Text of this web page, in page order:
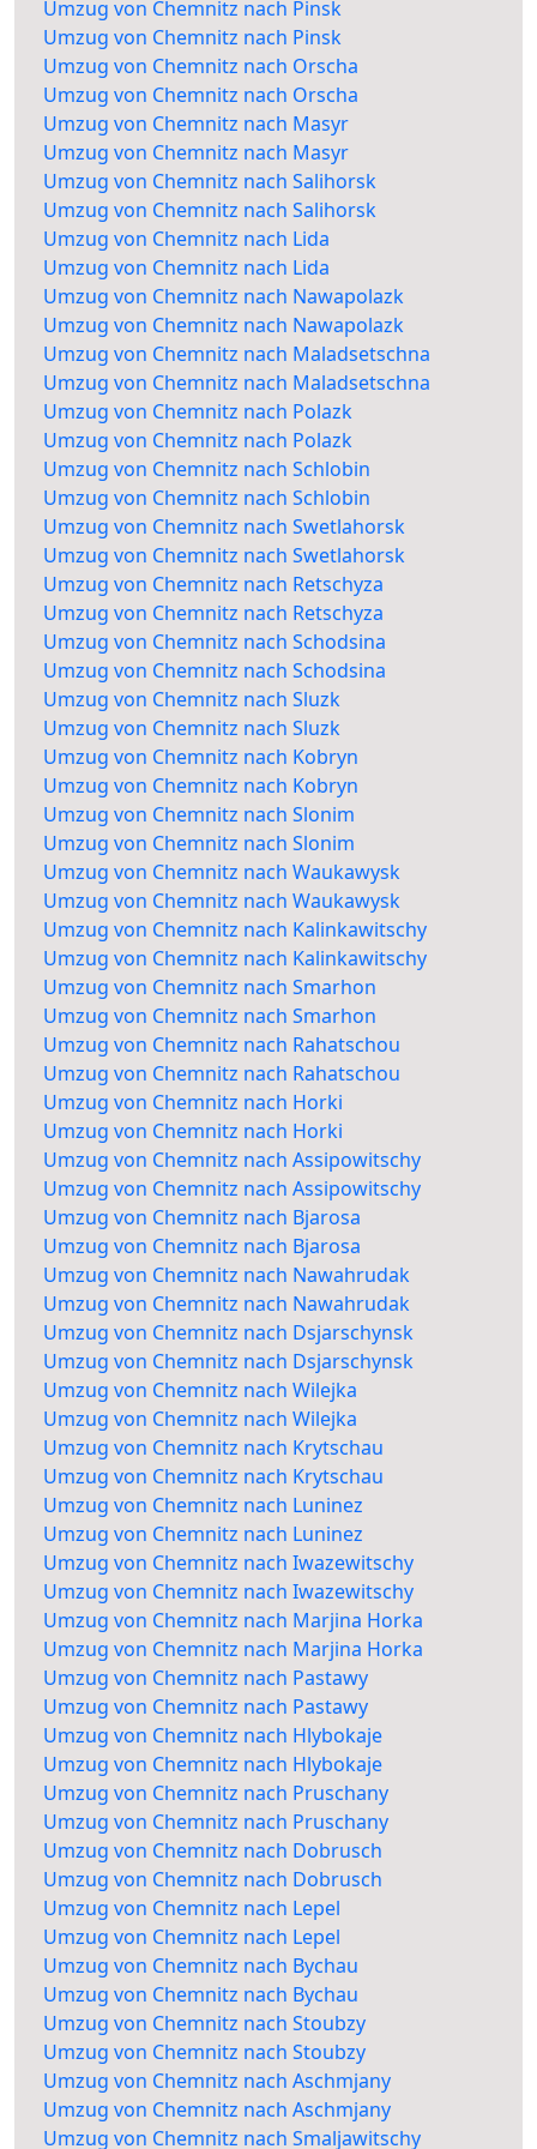
Umzug von Chemnitz nach Pinsk
Umzug von Chemnitz nach Pinsk
Umzug von Chemnitz nach Orscha
Umzug von Chemnitz nach Orscha
Umzug von Chemnitz nach Masyr
Umzug von Chemnitz nach Masyr
Umzug von Chemnitz nach Salihorsk
Umzug von Chemnitz nach Salihorsk
Umzug von Chemnitz nach Lida
Umzug von Chemnitz nach Lida
Umzug von Chemnitz nach Nawapolazk
Umzug von Chemnitz nach Nawapolazk
Umzug von Chemnitz nach Maladsetschna
Umzug von Chemnitz nach Maladsetschna
Umzug von Chemnitz nach Polazk
Umzug von Chemnitz nach Polazk
Umzug von Chemnitz nach Schlobin
Umzug von Chemnitz nach Schlobin
Umzug von Chemnitz nach Swetlahorsk
Umzug von Chemnitz nach Swetlahorsk
Umzug von Chemnitz nach Retschyza
Umzug von Chemnitz nach Retschyza
Umzug von Chemnitz nach Schodsina
Umzug von Chemnitz nach Schodsina
Umzug von Chemnitz nach Sluzk
Umzug von Chemnitz nach Sluzk
Umzug von Chemnitz nach Kobryn
Umzug von Chemnitz nach Kobryn
Umzug von Chemnitz nach Slonim
Umzug von Chemnitz nach Slonim
Umzug von Chemnitz nach Waukawysk
Umzug von Chemnitz nach Waukawysk
Umzug von Chemnitz nach Kalinkawitschy
Umzug von Chemnitz nach Kalinkawitschy
Umzug von Chemnitz nach Smarhon
Umzug von Chemnitz nach Smarhon
Umzug von Chemnitz nach Rahatschou
Umzug von Chemnitz nach Rahatschou
Umzug von Chemnitz nach Horki
Umzug von Chemnitz nach Horki
Umzug von Chemnitz nach Assipowitschy
Umzug von Chemnitz nach Assipowitschy
Umzug von Chemnitz nach Bjarosa
Umzug von Chemnitz nach Bjarosa
Umzug von Chemnitz nach Nawahrudak
Umzug von Chemnitz nach Nawahrudak
Umzug von Chemnitz nach Dsjarschynsk
Umzug von Chemnitz nach Dsjarschynsk
Umzug von Chemnitz nach Wilejka
Umzug von Chemnitz nach Wilejka
Umzug von Chemnitz nach Krytschau
Umzug von Chemnitz nach Krytschau
Umzug von Chemnitz nach Luninez
Umzug von Chemnitz nach Luninez
Umzug von Chemnitz nach Iwazewitschy
Umzug von Chemnitz nach Iwazewitschy
Umzug von Chemnitz nach Marjina Horka
Umzug von Chemnitz nach Marjina Horka
Umzug von Chemnitz nach Pastawy
Umzug von Chemnitz nach Pastawy
Umzug von Chemnitz nach Hlybokaje
Umzug von Chemnitz nach Hlybokaje
Umzug von Chemnitz nach Pruschany
Umzug von Chemnitz nach Pruschany
Umzug von Chemnitz nach Dobrusch
Umzug von Chemnitz nach Dobrusch
Umzug von Chemnitz nach Lepel
Umzug von Chemnitz nach Lepel
Umzug von Chemnitz nach Bychau
Umzug von Chemnitz nach Bychau
Umzug von Chemnitz nach Stoubzy
Umzug von Chemnitz nach Stoubzy
Umzug von Chemnitz nach Aschmjany
Umzug von Chemnitz nach Aschmjany
Umzug von Chemnitz nach Smaljawitschy